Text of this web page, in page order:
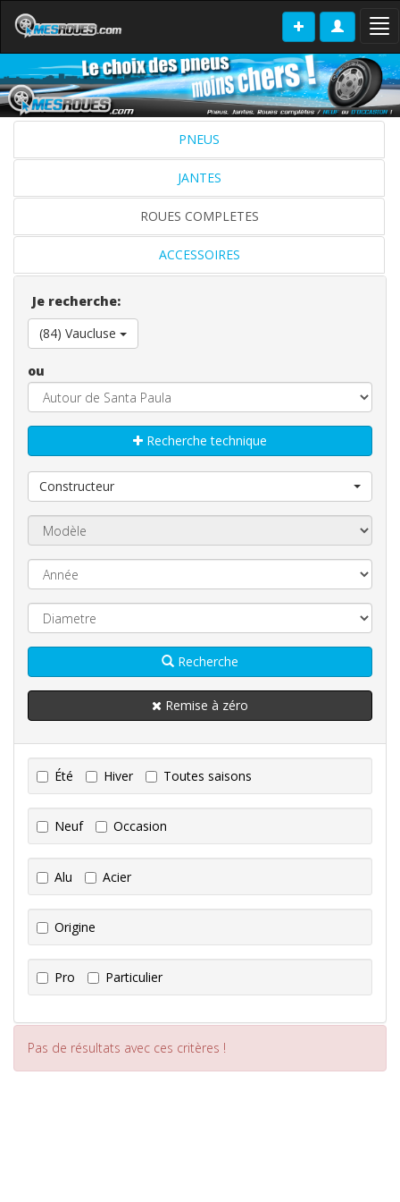
PNEUS
JANTES
ROUES COMPLETES
ACCESSOIRES
Je recherche:
(84) Vaucluse
ou
Recherche technique
Constructeur
Recherche
Remise à zéro
Été Hiver Toutes saisons
Neuf Occasion
Alu Acier
Origine
Pro Particulier
Pas de résultats avec ces critères !